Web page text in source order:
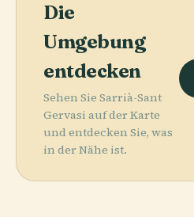
Die
Umgebung
entdecken
Sehen Sie Sarrià-Sant
Gervasi auf der Karte
und entdecken Sie, was
in der Nähe ist.